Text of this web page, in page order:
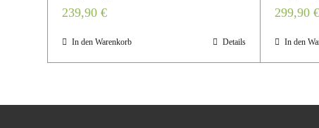
239,90 €
In den Warenkorb Details
299,90€
In den